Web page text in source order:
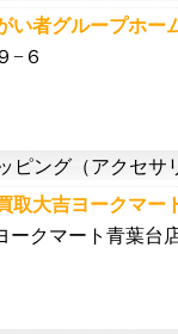
い者グループホー
−６
ピング（アクセサ
取大吉ヨークマー
ークマート青葉台